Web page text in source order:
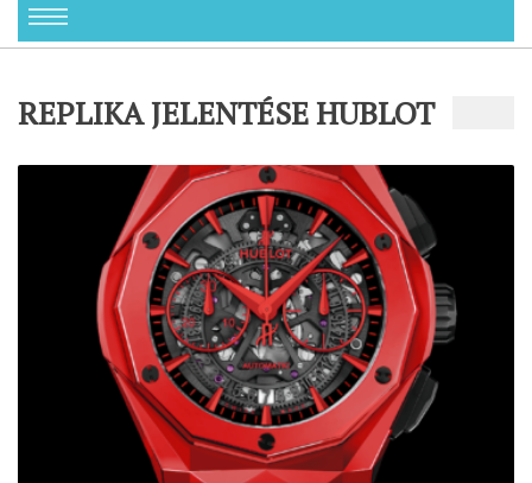
REPLIKA JELENTÉSE HUBLOT